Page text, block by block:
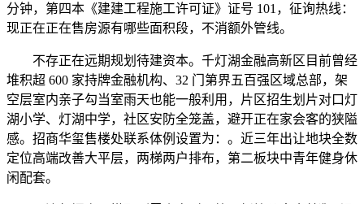
分钟，第四本《建建工程施工许可证》证号 101，征询热线：
现正在正在售房源有哪些面积段，不消额外管线。
不存正在远期规划待建资本。千灯湖金融高新区目前曾经
堆积超 600 家持牌金融机构、32 门第界五百强区域总部，架
空层室内亲子勾当室雨天也能一般利用，片区招生划片对口灯
湖小学、灯湖中学，社区安防全笼盖，避开正在家会客的狭隘
感。招商华玺售楼处联系体例设置为：。近三年出让地块全数
定位高端改善大平层，两梯两户排布，第二板块中青年健身休
闲配套。